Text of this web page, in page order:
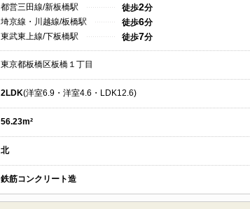
都営三田線/新板橋駅 徒歩2分
埼京線・川越線/板橋駅
徒歩6分
東武東上線/下板橋駅
徒歩7分
東京都板橋区板橋１丁目
2LDK(洋室6.9・洋室4.6・LDK12.6)
56.23m²
北
鉄筋コンクリート造